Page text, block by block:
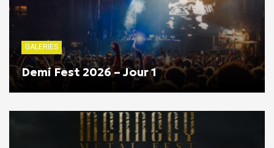
GALERIES
Demi Fest 2026 – Jour 1